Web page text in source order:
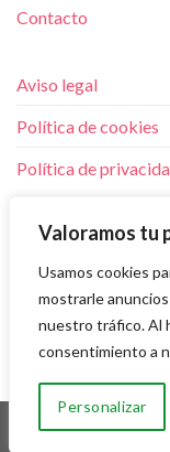
Valoramos tu
Usamos cookies
mostrarle
nuestro tráfico. Al
consentimiento a
Personalizar
Contacto
Aviso legal
Política de cookies
Política de
LUNES A VIERNES
Floridablanca 2.
868 96 56 25
Copyright